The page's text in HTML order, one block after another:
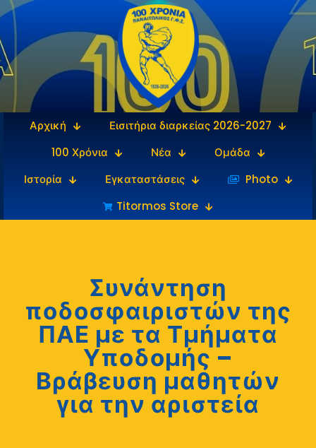
Αρχική
Εισιτήρια διαρκείας 2026-2027
100 Χρόνια
Νέα
Ομάδα
Ιστορία
Εγκαταστάσεις
‎‏‏‎ ‎Photo
Titormos Store
Συνάντηση
ποδοσφαιριστών της
ΠΑΕ με τα Τμήματα
Υποδομής –
Βράβευση μαθητών
για την αριστεία